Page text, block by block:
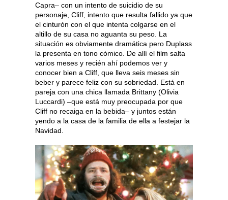
Capra– con un intento de suicidio de su
personaje, Cliff, intento que resulta fallido ya que
el cinturón con el que intenta colgarse en el
altillo de su casa no aguanta su peso. La
situación es obviamente dramática pero Duplass
la presenta en tono cómico. De allí el film salta
varios meses y recién ahí podemos ver y
conocer bien a Cliff, que lleva seis meses sin
beber y parece feliz con su sobriedad. Está en
pareja con una chica llamada Brittany (Olivia
Luccardi) –que está muy preocupada por que
Cliff no recaiga en la bebida– y juntos están
yendo a la casa de la familia de ella a festejar la
Navidad.